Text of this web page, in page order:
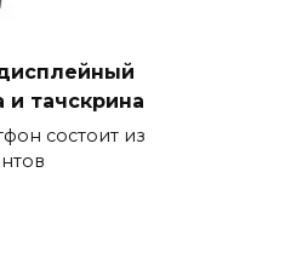
и тачскрина
состоит из